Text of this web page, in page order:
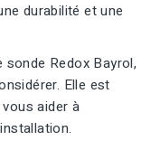
durabilité et une
Redox Bayrol,
Elle est
aider à